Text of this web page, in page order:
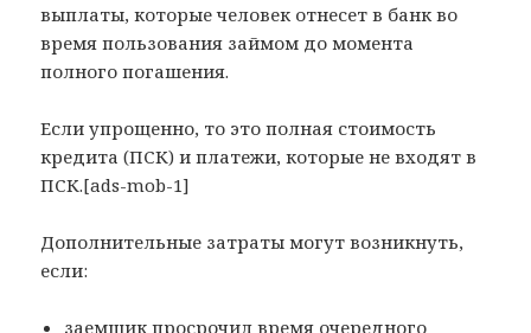
выплаты, которые человек отнесет в банк во
время пользования займом до момента
полного погашения.
Если упрощенно, то это полная стоимость
кредита (ПСК) и платежи, которые не входят в
ПСК.[ads-mob-1]
Дополнительные затраты могут возникнуть,
если:
заемщик просрочил время очередного